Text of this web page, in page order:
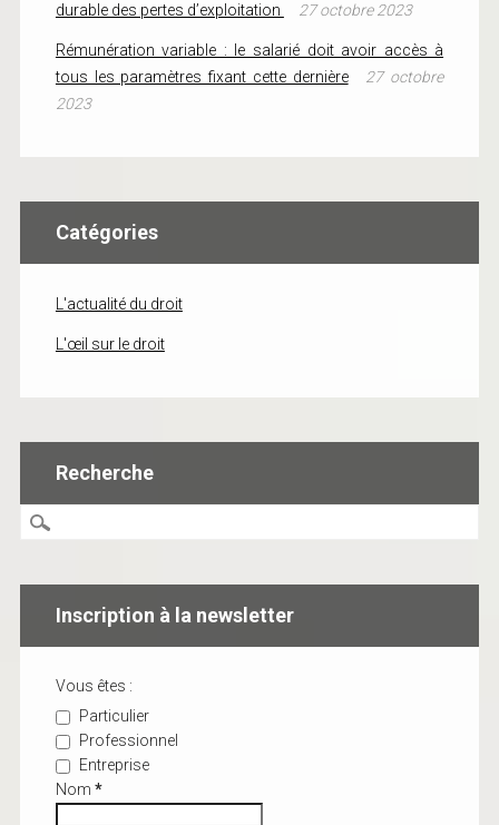
durable des pertes d’exploitation
27 octobre 2023
Rémunération variable : le salarié doit avoir accès à
tous les paramètres fixant cette dernière
27 octobre
2023
Catégories
L'actualité du droit
L'œil sur le droit
Recherche
Inscription à la newsletter
Vous êtes :
Particulier
Professionnel
Entreprise
Nom *